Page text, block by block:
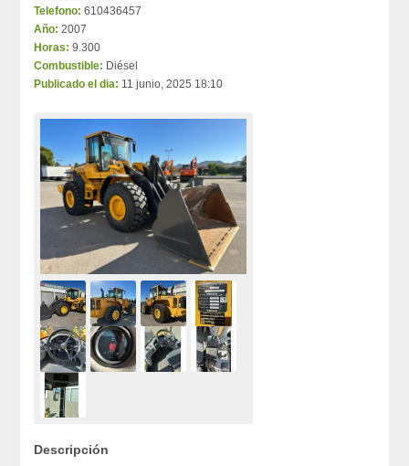
Telefono: 610436457
Año: 2007
Horas: 9.300
Combustible: Diésel
Publicado el dia: 11 junio, 2025 18:10
Descripción